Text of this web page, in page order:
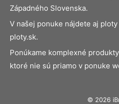
Západného Slovenska.
V našej ponuke nájdete aj
ploty.sk.
Ponúkame komplexné
ktoré nie sú priamo v ponuke
© 2026